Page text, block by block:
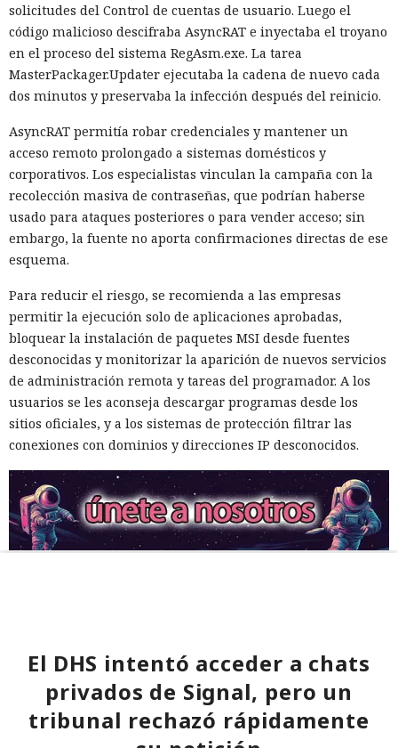
solicitudes del Control de cuentas de usuario. Luego el
código malicioso descifraba AsyncRAT e inyectaba el troyano
en el proceso del sistema RegAsm.exe. La tarea
MasterPackager.Updater ejecutaba la cadena de nuevo cada
dos minutos y preservaba la infección después del reinicio.
AsyncRAT permitía robar credenciales y mantener un
acceso remoto prolongado a sistemas domésticos y
corporativos. Los especialistas vinculan la campaña con la
recolección masiva de contraseñas, que podrían haberse
usado para ataques posteriores o para vender acceso; sin
embargo, la fuente no aporta confirmaciones directas de ese
esquema.
Para reducir el riesgo, se recomienda a las empresas
permitir la ejecución solo de aplicaciones aprobadas,
bloquear la instalación de paquetes MSI desde fuentes
desconocidas y monitorizar la aparición de nuevos servicios
de administración remota y tareas del programador. A los
usuarios se les aconseja descargar programas desde los
sitios oficiales, y a los sistemas de protección filtrar las
conexiones con dominios y direcciones IP desconocidos.
El DHS intentó acceder a chats
privados de Signal, pero un
tribunal rechazó rápidamente